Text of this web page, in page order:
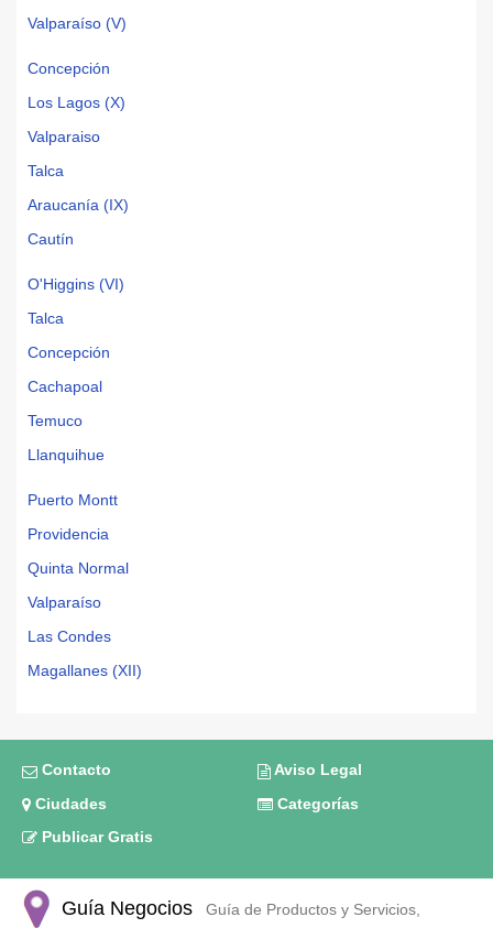
Valparaíso (V)
Concepción
Los Lagos (X)
Valparaiso
Talca
Araucanía (IX)
Cautín
O'Higgins (VI)
Talca
Concepción
Cachapoal
Temuco
Llanquihue
Puerto Montt
Providencia
Quinta Normal
Valparaíso
Las Condes
Magallanes (XII)
Contacto
Aviso Legal
Ciudades
Categorías
Publicar Gratis
Guía Negocios Guía de Productos y Servicios,